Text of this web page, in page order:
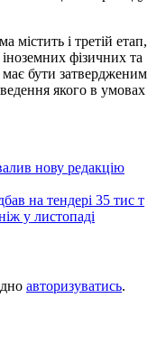
містить і третій етап,
фізичних та
бути затвердженим
якого в умовах
нову редакцію
на тендері 35 тис т
у листопаді
авторизуватись.